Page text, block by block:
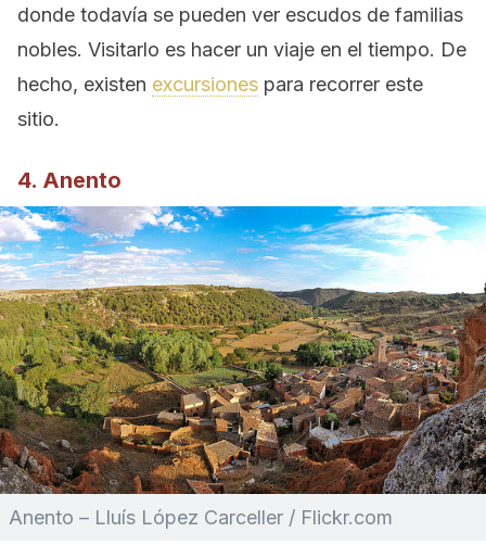
donde todavía se pueden ver escudos de familias
nobles. Visitarlo es hacer un viaje en el tiempo. De
hecho, existen excursiones para recorrer este
sitio.
4. Anento
Anento – Lluís López Carceller / Flickr.com